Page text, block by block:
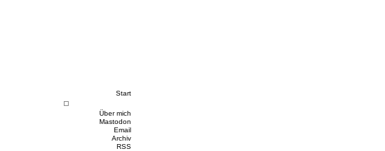
Start
Über mich
Mastodon
Email
Archiv
RSS